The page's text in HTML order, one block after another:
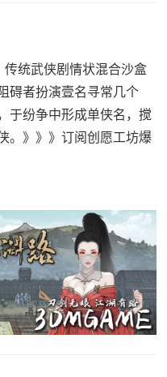
传统武侠剧情状混合沙盒
碍者扮演壹名寻常几个
于纷争中形成单侠名，搅
。》》》订阅创愿工坊爆